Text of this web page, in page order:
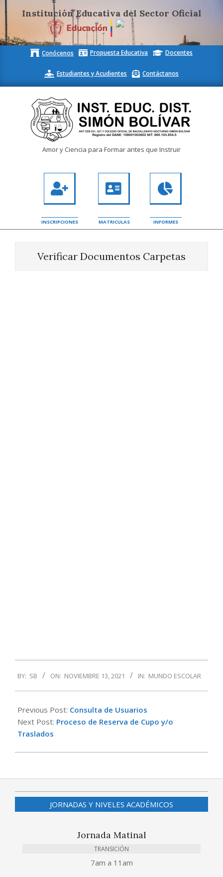
Institución Educativa del Sector Oficial
Conócenos Propuesta Educativa Docentes
Estudiantes y Acudientes Contáctanos
Bolívar
Amor y Ciencia para Formar antes que Instruir
INSCRIPCIONES MATRICULAS INFORMES
Verificar Documentos Carpetas
11-
13
BY: SB ON: NOVIEMBRE 13, 2021 IN: MUNDO ESCOLAR
Previous Post: Consulta de Usuarios
Next Post: Proceso de Reserva de Cupo y/o
Traslados
JORNADAS Y NIVELES ACADÉMICOS
Jornada Matinal
TRANSICIÓN
7am a 11am